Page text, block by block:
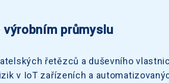
průmyslu
řetězců a duševního
v IoT zařízeních a